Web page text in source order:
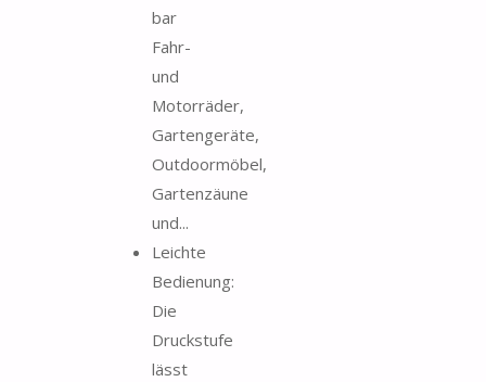
bar
Fahr-
und
Motorräder,
Gartengeräte,
Outdoormöbel,
Gartenzäune
und...
Leichte
Bedienung:
Die
Druckstufe
lässt